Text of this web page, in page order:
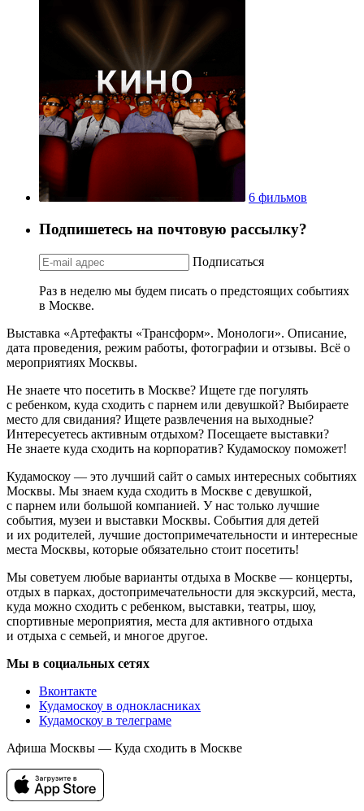
6 фильмов
Подпишетесь на почтовую рассылку?
Подписаться
в Москве.
Выставка «Артефакты «Трансформ». Монологи». Описание,
дата проведения, режим работы, фотографии и отзывы. Всё о
мероприятиях Москвы.
Не знаете что посетить в Москве? Ищете где погулять
место для свидания? Ищете развлечения на выходные?
Интересуетесь активным отдыхом? Посещаете выставки?
Не знаете куда сходить на корпоратив? Кудамоскоу поможет!
Кудамоскоу — это лучший сайт о самых интересных событиях
Москвы. Мы знаем куда сходить в Москве с девушкой,
с парнем или большой компанией. У нас только лучшие
события, музеи и выставки Москвы. События для детей